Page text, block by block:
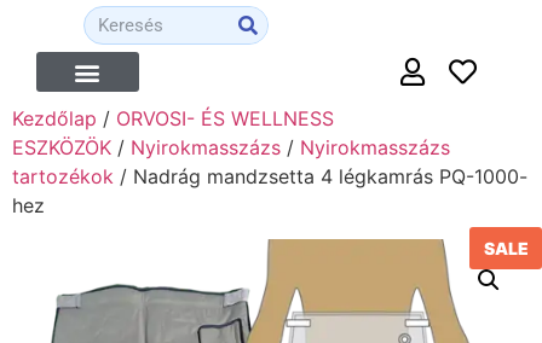
Kezdőlap / ORVOSI- ÉS WELLNESS
ESZKÖZÖK / Nyirokmasszázs / Nyirokmasszázs
tartozékok / Nadrág mandzsetta 4 légkamrás PQ-1000-
hez
SALE